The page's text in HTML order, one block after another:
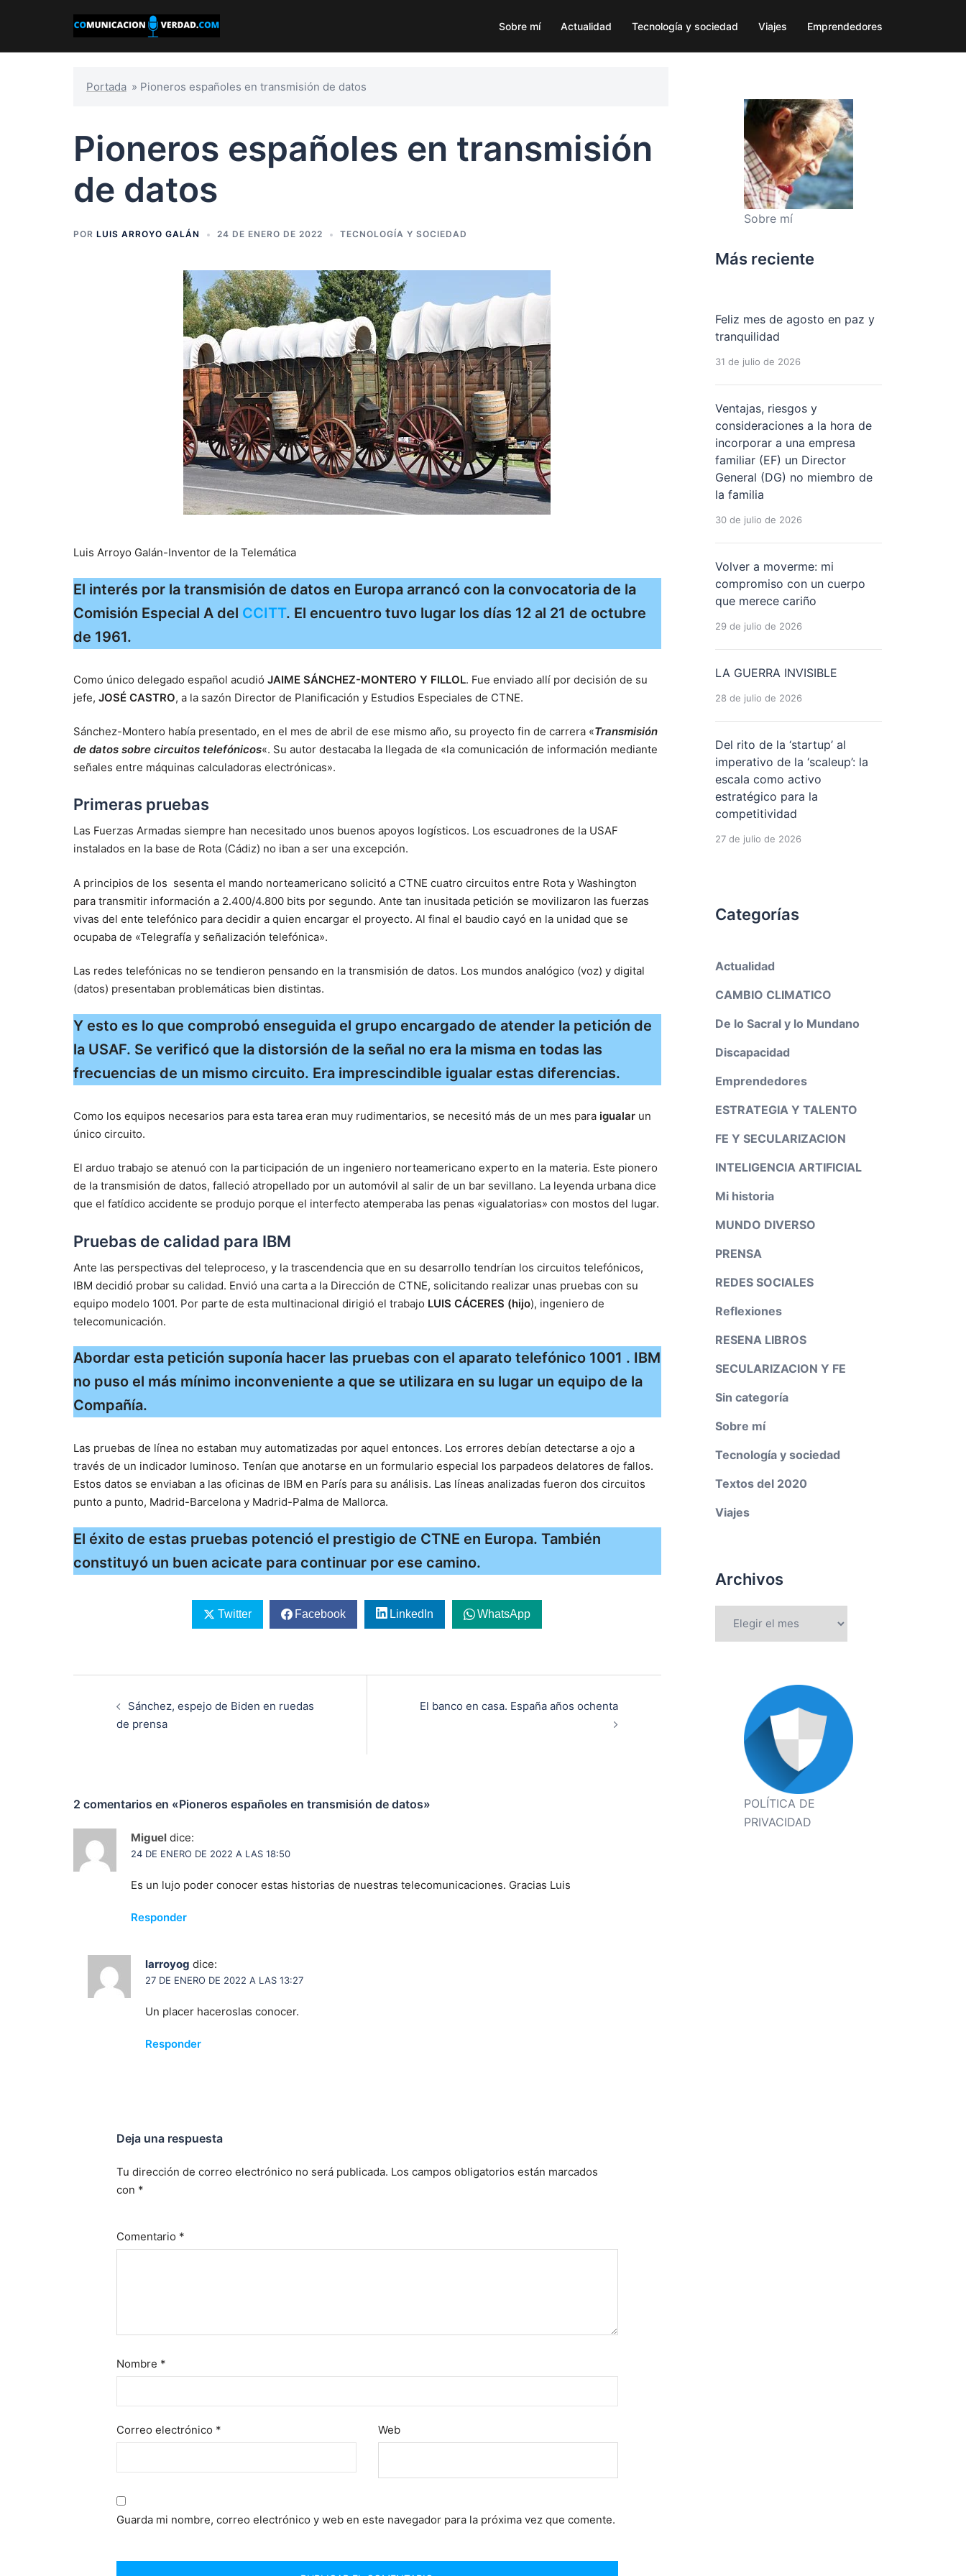
Sobre mí Actualidad Tecnología y sociedad Viajes Emprendedores
Portada » Pioneros españoles en transmisión de datos
Pioneros españoles en transmisión
de datos
POR LUIS ARROYO GALÁN 24 DE ENERO DE 2022 TECNOLOGÍA Y SOCIEDAD
Luis Arroyo Galán-Inventor de la Telemática
El interés por la transmisión de datos en Europa arrancó con la convocatoria de la
Comisión Especial A del CCITT. El encuentro tuvo lugar los días 12 al 21 de octubre
de 1961.
Como único delegado español acudió JAIME SÁNCHEZ-MONTERO Y FILLOL. Fue enviado allí por decisión de su
jefe, JOSÉ CASTRO, a la sazón Director de Planificación y Estudios Especiales de CTNE.
Sánchez-Montero había presentado, en el mes de abril de ese mismo año, su proyecto fin de carrera «Transmisión
de datos sobre circuitos telefónicos«. Su autor destacaba la llegada de «la comunicación de información mediante
señales entre máquinas calculadoras electrónicas».
Primeras pruebas
Las Fuerzas Armadas siempre han necesitado unos buenos apoyos logísticos. Los escuadrones de la USAF
instalados en la base de Rota (Cádiz) no iban a ser una excepción.
A principios de los sesenta el mando norteamericano solicitó a CTNE cuatro circuitos entre Rota y Washington
para transmitir información a 2.400/4.800 bits por segundo. Ante tan inusitada petición se movilizaron las fuerzas
vivas del ente telefónico para decidir a quien encargar el proyecto. Al final el baudio cayó en la unidad que se
ocupaba de «Telegrafía y señalización telefónica».
Las redes telefónicas no se tendieron pensando en la transmisión de datos. Los mundos analógico (voz) y digital
(datos) presentaban problemáticas bien distintas.
Y esto es lo que comprobó enseguida el grupo encargado de atender la petición de
la USAF. Se verificó que la distorsión de la señal no era la misma en todas las
frecuencias de un mismo circuito. Era imprescindible igualar estas diferencias.
Como los equipos necesarios para esta tarea eran muy rudimentarios, se necesitó más de un mes para igualar un
único circuito.
El arduo trabajo se atenuó con la participación de un ingeniero norteamericano experto en la materia. Este pionero
de la transmisión de datos, falleció atropellado por un automóvil al salir de un bar sevillano. La leyenda urbana dice
que el fatídico accidente se produjo porque el interfecto atemperaba las penas «igualatorias» con mostos del lugar.
Pruebas de calidad para IBM
Ante las perspectivas del teleproceso, y la trascendencia que en su desarrollo tendrían los circuitos telefónicos,
IBM decidió probar su calidad. Envió una carta a la Dirección de CTNE, solicitando realizar unas pruebas con su
equipo modelo 1001. Por parte de esta multinacional dirigió el trabajo LUIS CÁCERES (hijo), ingeniero de
telecomunicación.
Abordar esta petición suponía hacer las pruebas con el aparato telefónico 1001 . IBM
no puso el más mínimo inconveniente a que se utilizara en su lugar un equipo de la
Compañía.
Las pruebas de línea no estaban muy automatizadas por aquel entonces. Los errores debían detectarse a ojo a
través de un indicador luminoso. Tenían que anotarse en un formulario especial los parpadeos delatores de fallos.
Estos datos se enviaban a las oficinas de IBM en París para su análisis. Las líneas analizadas fueron dos circuitos
punto a punto, Madrid-Barcelona y Madrid-Palma de Mallorca.
El éxito de estas pruebas potenció el prestigio de CTNE en Europa. También
constituyó un buen acicate para continuar por ese camino.
Twitter Facebook LinkedIn WhatsApp
entradas
Sánchez, espejo de Biden en ruedas
de prensa
El banco en casa. España años ochenta
2 comentarios en «Pioneros españoles en transmisión de datos»
Miguel dice:
24 DE ENERO DE 2022 A LAS 18:50
Es un lujo poder conocer estas historias de nuestras telecomunicaciones. Gracias Luis
Responder
larroyog dice:
27 DE ENERO DE 2022 A LAS 13:27
Un placer haceroslas conocer.
Responder
Deja una respuesta
Tu dirección de correo electrónico no será publicada. Los campos obligatorios están marcados
con *
Comentario *
Nombre *
Correo electrónico * Web
Guarda mi nombre, correo electrónico y web en este navegador para la próxima vez que comente.
Sobre mí
Más reciente
Feliz mes de agosto en paz y
tranquilidad
31 de julio de 2026
Ventajas, riesgos y
consideraciones a la hora de
incorporar a una empresa
familiar (EF) un Director
General (DG) no miembro de
la familia
30 de julio de 2026
Volver a moverme: mi
compromiso con un cuerpo
que merece cariño
29 de julio de 2026
LA GUERRA INVISIBLE
28 de julio de 2026
Del rito de la ‘startup’ al
imperativo de la ‘scaleup’: la
escala como activo
estratégico para la
competitividad
27 de julio de 2026
Categorías
Actualidad
CAMBIO CLIMATICO
De lo Sacral y lo Mundano
Discapacidad
Emprendedores
ESTRATEGIA Y TALENTO
FE Y SECULARIZACION
INTELIGENCIA ARTIFICIAL
Mi historia
MUNDO DIVERSO
PRENSA
REDES SOCIALES
Reflexiones
RESENA LIBROS
SECULARIZACION Y FE
Sin categoría
Sobre mí
Tecnología y sociedad
Textos del 2020
Viajes
Archivos
POLÍTICA DE
PRIVACIDAD